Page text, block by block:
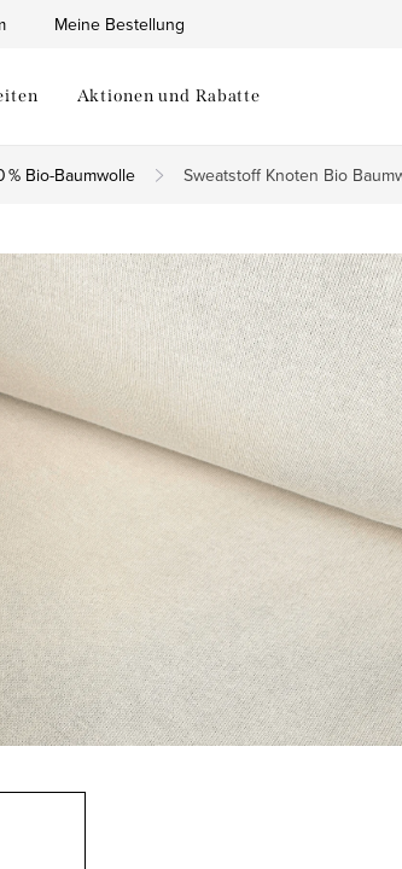
Meine Bestellung
Aktionen und Rabatte
% Bio-Baumwolle Sweatstoff Knoten Bio